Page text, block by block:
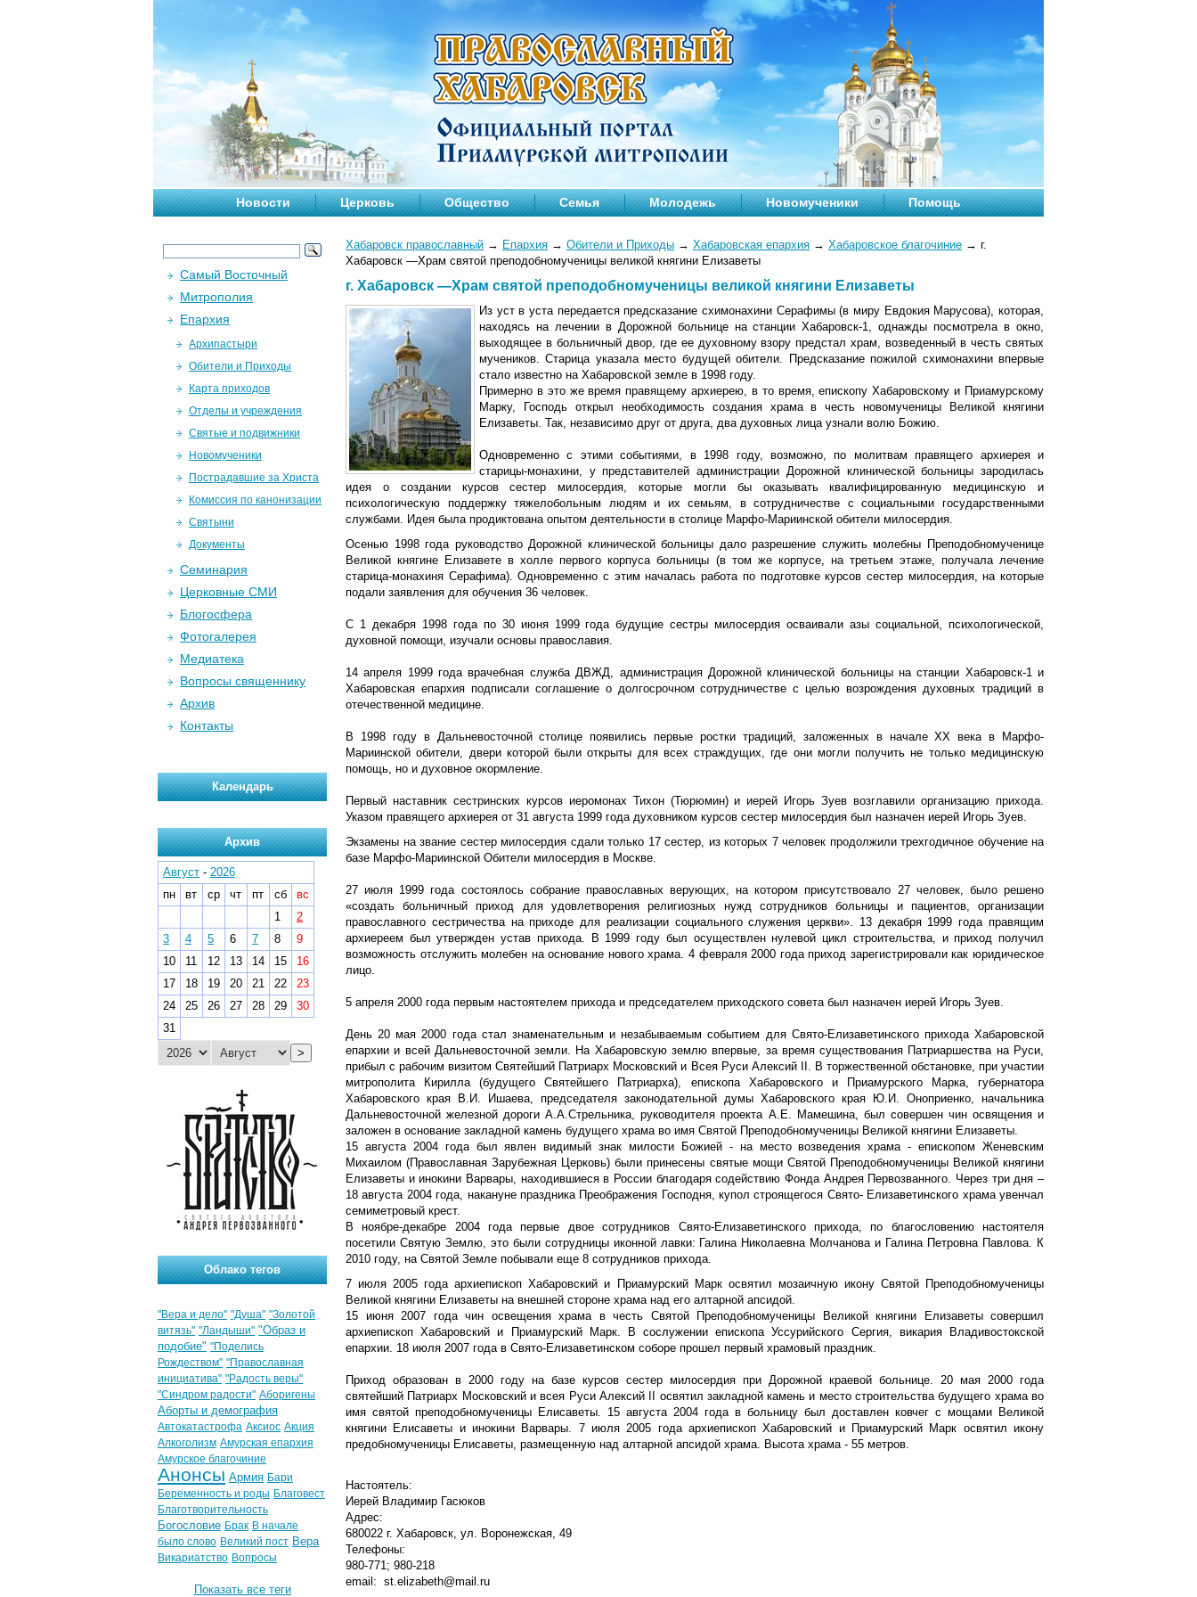
Новости Церковь Общество Семья Молодежь Новомученики Помощь
Хабаровск православный → Епархия → Обители и Приходы → Хабаровская епархия → Хабаровское благочиние → г.
Хабаровск —Храм святой преподобномученицы великой княгини Елизаветы
г. Хабаровск —Храм святой преподобномученицы великой княгини Елизаветы
Из уст в уста передается предсказание схимонахини Серафимы (в миру Евдокия Марусова), которая,
находясь на лечении в Дорожной больнице на станции Хабаровск-1, однажды посмотрела в окно,
выходящее в больничный двор, где ее духовному взору предстал храм, возведенный в честь святых
мучеников. Старица указала место будущей обители. Предсказание пожилой схимонахини впервые
стало известно на Хабаровской земле в 1998 году.
Примерно в это же время правящему архиерею, в то время, епископу Хабаровскому и Приамурскому
Марку, Господь открыл необходимость создания храма в честь новомученицы Великой княгини
Елизаветы. Так, независимо друг от друга, два духовных лица узнали волю Божию.
Одновременно с этими событиями, в 1998 году, возможно, по молитвам правящего архиерея и
старицы-монахини, у представителей администрации Дорожной клинической больницы зародилась
идея о создании курсов сестер милосердия, которые могли бы оказывать квалифицированную медицинскую и
психологическую поддержку тяжелобольным людям и их семьям, в сотрудничестве с социальными государственными
службами. Идея была продиктована опытом деятельности в столице Марфо-Мариинской обители милосердия.
Осенью 1998 года руководство Дорожной клинической больницы дало разрешение служить молебны Преподобномученице
Великой княгине Елизавете в холле первого корпуса больницы (в том же корпусе, на третьем этаже, получала лечение
старица-монахиня Серафима). Одновременно с этим началась работа по подготовке курсов сестер милосердия, на которые
подали заявления для обучения 36 человек.
С 1 декабря 1998 года по 30 июня 1999 года будущие сестры милосердия осваивали азы социальной, психологической,
духовной помощи, изучали основы православия.
14 апреля 1999 года врачебная служба ДВЖД, администрация Дорожной клинической больницы на станции Хабаровск-1 и
Хабаровская епархия подписали соглашение о долгосрочном сотрудничестве с целью возрождения духовных традиций в
отечественной медицине.
В 1998 году в Дальневосточной столице появились первые ростки традиций, заложенных в начале XX века в Марфо-
Мариинской обители, двери которой были открыты для всех страждущих, где они могли получить не только медицинскую
помощь, но и духовное окормление.
Первый наставник сестринских курсов иеромонах Тихон (Тюрюмин) и иерей Игорь Зуев возглавили организацию прихода.
Указом правящего архиерея от 31 августа 1999 года духовником курсов сестер милосердия был назначен иерей Игорь Зуев.
Экзамены на звание сестер милосердия сдали только 17 сестер, из которых 7 человек продолжили трехгодичное обучение на
базе Марфо-Мариинской Обители милосердия в Москве.
27 июля 1999 года состоялось собрание православных верующих, на котором присутствовало 27 человек, было решено
«создать больничный приход для удовлетворения религиозных нужд сотрудников больницы и пациентов, организации
православного сестричества на приходе для реализации социального служения церкви». 13 декабря 1999 года правящим
архиереем был утвержден устав прихода. В 1999 году был осуществлен нулевой цикл строительства, и приход получил
возможность отслужить молебен на основание нового храма. 4 февраля 2000 года приход зарегистрировали как юридическое
лицо.
5 апреля 2000 года первым настоятелем прихода и председателем приходского совета был назначен иерей Игорь Зуев.
День 20 мая 2000 года стал знаменательным и незабываемым событием для Свято-Елизаветинского прихода Хабаровской
епархии и всей Дальневосточной земли. На Хабаровскую землю впервые, за время существования Патриаршества на Руси,
прибыл с рабочим визитом Святейший Патриарх Московский и Всея Руси Алексий II. В торжественной обстановке, при участии
митрополита Кирилла (будущего Святейшего Патриарха), епископа Хабаровского и Приамурского Марка, губернатора
Хабаровского края В.И. Ишаева, председателя законодательной думы Хабаровского края Ю.И. Оноприенко, начальника
Дальневосточной железной дороги А.А.Стрельника, руководителя проекта А.Е. Мамешина, был совершен чин освящения и
заложен в основание закладной камень будущего храма во имя Святой Преподобномученицы Великой княгини Елизаветы.
15 августа 2004 года был явлен видимый знак милости Божией - на место возведения храма - епископом Женевским
Михаилом (Православная Зарубежная Церковь) были принесены святые мощи Святой Преподобномученицы Великой княгини
Елизаветы и инокини Варвары, находившиеся в России благодаря содействию Фонда Андрея Первозванного. Через три дня –
18 августа 2004 года, накануне праздника Преображения Господня, купол строящегося Свято- Елизаветинского храма увенчал
семиметровый крест.
В ноябре-декабре 2004 года первые двое сотрудников Свято-Елизаветинского прихода, по благословению настоятеля
посетили Святую Землю, это были сотрудницы иконной лавки: Галина Николаевна Молчанова и Галина Петровна Павлова. К
2010 году, на Святой Земле побывали еще 8 сотрудников прихода.
7 июля 2005 года архиепископ Хабаровский и Приамурский Марк освятил мозаичную икону Святой Преподобномученицы
Великой княгини Елизаветы на внешней стороне храма над его алтарной апсидой.
15 июня 2007 года чин освещения храма в честь Святой Преподобномученицы Великой княгини Елизаветы совершил
архиепископ Хабаровский и Приамурский Марк. В сослужении епископа Уссурийского Сергия, викария Владивостокской
епархии. 18 июля 2007 года в Свято-Елизаветинском соборе прошел первый храмовый праздник.
Приход образован в 2000 году на базе курсов сестер милосердия при Дорожной краевой больнице. 20 мая 2000 года
святейший Патриарх Московский и всея Руси Алексий II освятил закладной камень и место строительства будущего храма во
имя святой преподобномученицы Елисаветы. 15 августа 2004 года в больницу был доставлен ковчег с мощами Великой
княгини Елисаветы и инокини Варвары. 7 июля 2005 года архиепископ Хабаровский и Приамурский Марк освятил икону
предобномученицы Елисаветы, размещенную над алтарной апсидой храма. Высота храма - 55 метров.
Настоятель:
Иерей Владимир Гасюков
Адрес:
680022 г. Хабаровск, ул. Воронежская, 49
Телефоны:
980-771; 980-218
email: st.elizabeth@mail.ru
Самый Восточный
Митрополия
Епархия
Архипастыри
Обители и Приходы
Карта приходов
Отделы и учреждения
Святые и подвижники
Новомученики
Пострадавшие за Христа
Комиссия по канонизации
Святыни
Документы
Семинария
Церковные СМИ
Блогосфера
Фотогалерея
Медиатека
Вопросы священнику
Архив
Контакты
Календарь
Архив
Август - 2026
пн
вт ср чт пт сб
вс
1
2
3
4 5 6 7 8
9
10
11 12 13 14 15
16
17
18 19 20 21 22
23
24
25 26 27 28 29
30
31
>
Облако тегов
"Вера и дело" "Душа" "Золотой
витязь" "Ландыши" "Образ и
подобие" "Поделись
Рождеством" "Православная
инициатива" "Радость веры"
"Синдром радости" Аборигены
Аборты и демография
Автокатастрофа Аксиос Акция
Алкоголизм Амурская епархия
Амурское благочиние
Анонсы Армия Бари
Беременность и роды Благовест
Благотворительность
Богословие Брак В начале
было слово Великий пост Вера
Викариатство Вопросы
Показать все теги